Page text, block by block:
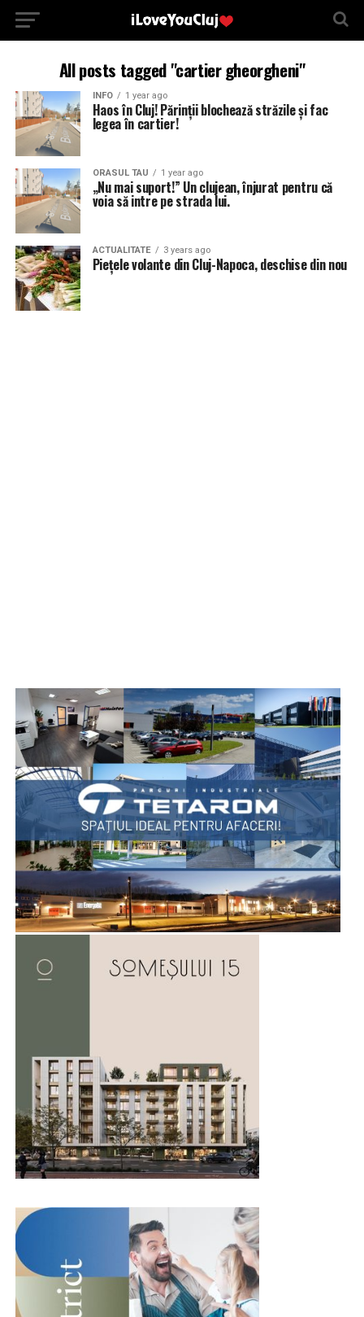
All posts tagged "cartier gheorgheni"
INFO 1 year ago
Haos în Cluj! Părinții blochează străzile și fac
legea în cartier!
ORASUL TAU 1 year ago
„Nu mai suport!” Un clujean, înjurat pentru că
voia să intre pe strada lui.
ACTUALITATE 3 years ago
Piețele volante din Cluj-Napoca, deschise din nou